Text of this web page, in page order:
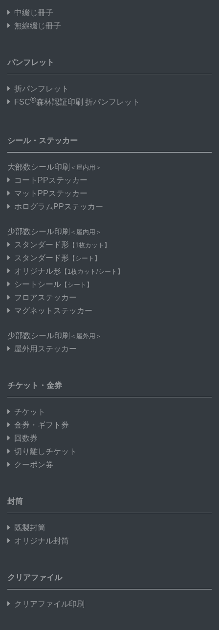
中綴じ冊子
無線綴じ冊子
パンフレット
折パンフレット
FSC®森林認証印刷 折パンフレット
シール・ステッカー
大部数シール印刷 ＜屋内用＞
コートPPステッカー
マットPPステッカー
ホログラムPPステッカー
少部数シール印刷 ＜屋内用＞
スタンダード形 【1枚カット】
スタンダード形 【シート】
オリジナル形 【1枚カット/シート】
シートシール 【シート】
フロアステッカー
マグネットステッカー
少部数シール印刷 ＜屋外用＞
屋外用ステッカー
チケット・金券
チケット
金券・ギフト券
回数券
切り離しチケット
クーポン券
封筒
既製封筒
オリジナル封筒
クリアファイル
クリアファイル印刷